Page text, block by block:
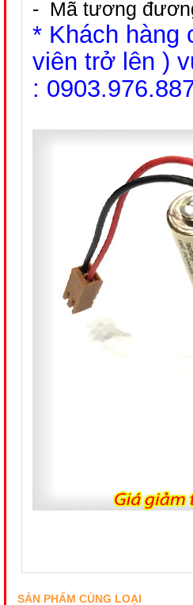
- Mã tương
* Khách hàng
viên trở lên )
:
SẢN PHẨM CÙNG LOẠI